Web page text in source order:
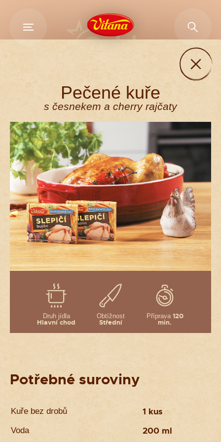
Pečené kuře
s česnekem a cherry rajčaty
Druh jídla
Hlavní chod
Obtížnost
Střední
Příprava 120
min.
Potřebné suroviny
Kuře bez drobů 1 kus
Voda 200 ml
Sledujte nás
NAŠE ZNAČKY
OCHRANA SOUKROMÍ
NASTAVENÍ COOKIES
KONTAKTY
© 2020 - 2026 Orkla Foods Česko a Slovensko,
všechna práva vyhrazena
CREATED BY INCUBE